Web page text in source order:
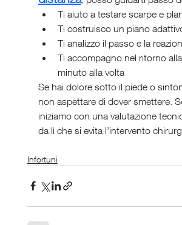
Ti aiuto a testare scarpe e
Ti costruisco un piano
Ti analizzo il passo e la
Ti accompagno nel ritorno
minuto alla volta
Se hai dolore sotto il piede o
non aspettare di dover smettere.
iniziamo con una valutazione
da lì che si evita l’intervento
Infortuni